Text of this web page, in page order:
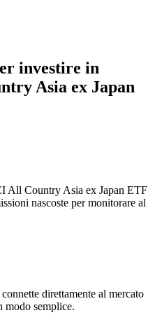
investire in
Asia ex Japan
All Country Asia ex Japan ETF
nascoste per monitorare al
direttamente al mercato
modo semplice.